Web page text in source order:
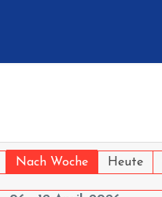
Nach Woche Heute